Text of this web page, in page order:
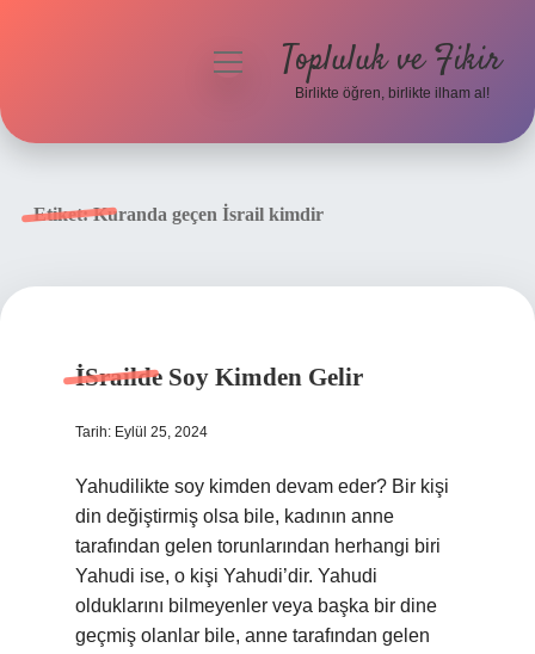
menüyüTopluluk ve Fikir
Birlikte öğren, birlikte ilham al!
Etiket:Kuranda geçen İsrail kimdir
İSrailde Soy Kimden Gelir
Tarih: Eylül 25, 2024
Yahudilikte soy kimden devam eder? Bir kişi
din değiştirmiş olsa bile, kadının anne
tarafından gelen torunlarından herhangi biri
Yahudi ise, o kişi Yahudi’dir. Yahudi
olduklarını bilmeyenler veya başka bir dine
geçmiş olanlar bile, anne tarafından gelen